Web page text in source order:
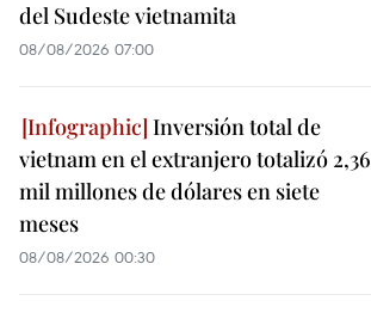
del Sudeste vietnamita
08/08/2026 07:00
Inversión total de
vietnam en el extranjero totalizó 2,36
mil millones de dólares en siete
meses
08/08/2026 00:30